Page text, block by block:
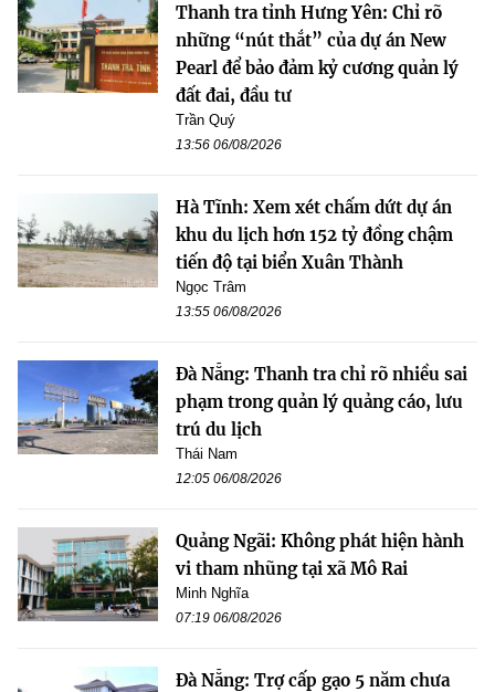
Thanh tra tỉnh Hưng Yên: Chỉ rõ
những “nút thắt” của dự án New
Pearl để bảo đảm kỷ cương quản lý
đất đai, đầu tư
Trần Quý
13:56 06/08/2026
Hà Tĩnh: Xem xét chấm dứt dự án
khu du lịch hơn 152 tỷ đồng chậm
tiến độ tại biển Xuân Thành
Ngọc Trâm
13:55 06/08/2026
Đà Nẵng: Thanh tra chỉ rõ nhiều sai
phạm trong quản lý quảng cáo, lưu
trú du lịch
Thái Nam
12:05 06/08/2026
Quảng Ngãi: Không phát hiện hành
vi tham nhũng tại xã Mô Rai
Minh Nghĩa
07:19 06/08/2026
Đà Nẵng: Trợ cấp gạo 5 năm chưa